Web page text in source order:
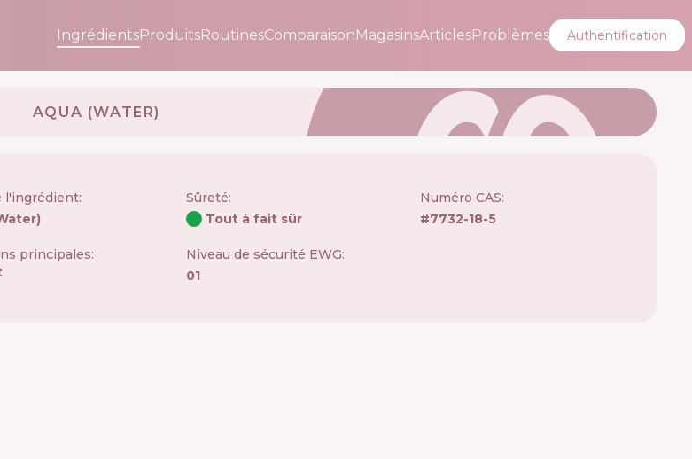
IngrédientsProduitsRoutinesComparaisonMagasinsArticlesProblèmes Authentification
AQUA (WATER)
l'ingrédient:
Sûreté:
Tout à fait sûr
Numéro CAS:
#7732-18-5
principales:
Niveau de sécurité EWG:
01